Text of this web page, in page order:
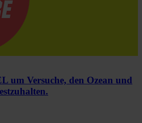
um Versuche, den Ozean und